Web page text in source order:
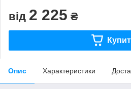
від 2 225 ₴
Опис Характеристики